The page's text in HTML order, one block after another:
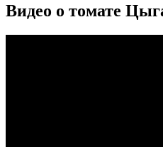
Видео о томате